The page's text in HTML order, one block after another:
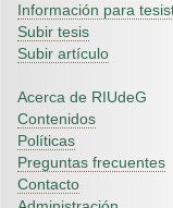
Información para
Subir tesis
Subir artículo
Acerca de RIUdeG
Contenidos
Políticas
Preguntas frecuentes
Contacto